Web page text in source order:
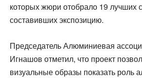
которых жюри отобрало 19 лучших
составивших экспозицию.
Председатель Алюминиевая
Игнашов отметил, что проект
визуальные образы показать роль